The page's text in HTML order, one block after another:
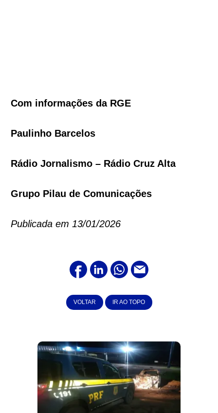
Com informações da RGE
Paulinho Barcelos
Rádio Jornalismo – Rádio Cruz Alta
Grupo Pilau de Comunicações
Publicada em 13/01/2026
VOLTAR IR AO TOPO